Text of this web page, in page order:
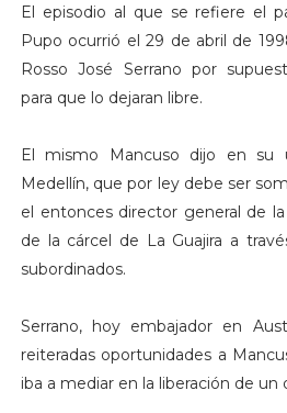
El episodio al que se refiere el
Pupo ocurrió el 29 de abril de
Rosso José Serrano por
para que lo dejaran libre.
El mismo Mancuso dijo en su
Medellín, que por ley debe ser
el entonces director general de
de la cárcel de La Guajira a
subordinados.
Serrano, hoy embajador en
reiteradas oportunidades a
iba a mediar en la liberación de un